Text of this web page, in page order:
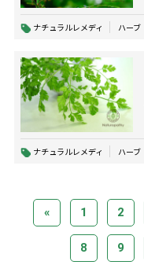
ナチュラルレメディ ハーブ
ナチュラルレメディ ハーブ
« 1 2
8 9